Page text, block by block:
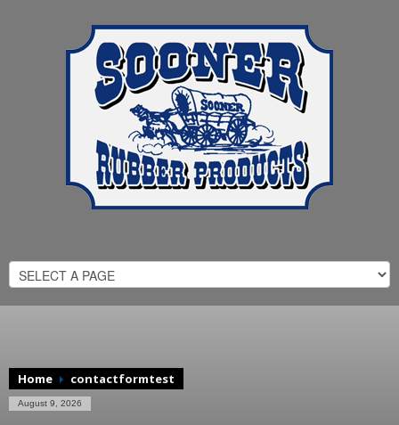
Home contactformtest
August 9, 2026